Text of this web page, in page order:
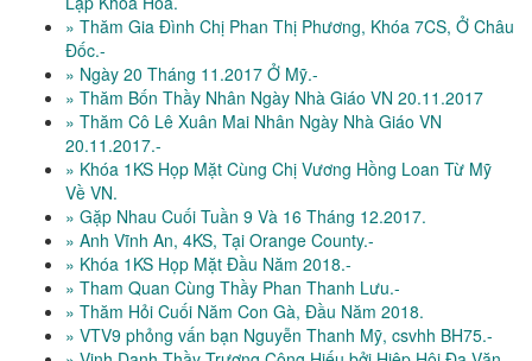
» Thăm Gia Đình Chị Phan Thị Phương, Khóa 7CS, Ở Châu
Đốc.-
» Ngày 20 Tháng 11.2017 Ở Mỹ.-
» Thăm Bốn Thầy Nhân Ngày Nhà Giáo VN 20.11.2017
» Thăm Cô Lê Xuân Mai Nhân Ngày Nhà Giáo VN
20.11.2017.-
» Khóa 1KS Họp Mặt Cùng Chị Vương Hồng Loan Từ Mỹ
Về VN.
» Gặp Nhau Cuối Tuần 9 Và 16 Tháng 12.2017.
» Anh Vĩnh An, 4KS, Tại Orange County.-
» Khóa 1KS Họp Mặt Đầu Năm 2018.-
» Tham Quan Cùng Thầy Phan Thanh Lưu.-
» Thăm Hỏi Cuối Năm Con Gà, Đầu Năm 2018.
» VTV9 phỏng vấn bạn Nguyễn Thanh Mỹ, csvhh BH75.-